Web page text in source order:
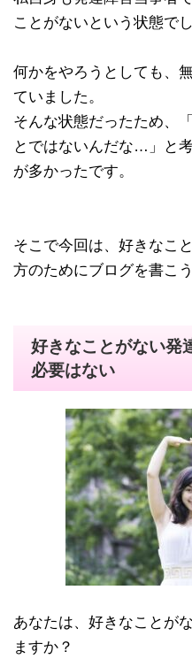
ことがないという状態でし
何かをやろうとしても、
ていました。
そんな状態だったため、
とではないんだな…」と
が多かったです。
そこで今回は、好きなこ
方のためにブログを書こ
好きなことがない発
必要はない
あなたは、好きなことが
ますか？